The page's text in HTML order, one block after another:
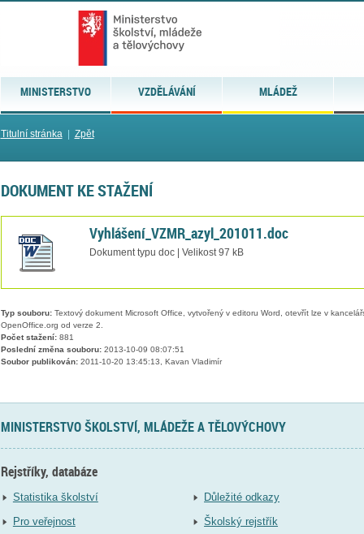
MINISTERSTVO VZDĚLÁVÁNÍ MLÁDEŽ
Titulní stránka| Zpět
DOKUMENT KE STAŽENÍ
Vyhlášení_VZMR_azyl_201011.doc
Dokument typu doc | Velikost 97 kB
Typ souboru:Textový dokument Microsoft Office, vytvořený v editoru Word, otevřít lze v
OpenOffice.org od verze 2.
Počet stažení:881
Poslední změna souboru:2013-10-09 08:07:51
Soubor publikován:2011-10-20 13:45:13, Kavan Vladimír
MINISTERSTVO ŠKOLSTVÍ, MLÁDEŽE A TĚLOVÝCHOVY
Rejstříky, databáze
Statistika školství
Pro veřejnost
Důležité odkazy
Školský rejstřík